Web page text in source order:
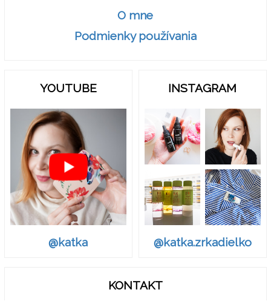
O mne
Podmienky používania
YOUTUBE
@katka
INSTAGRAM
@katka.zrkadielko
KONTAKT